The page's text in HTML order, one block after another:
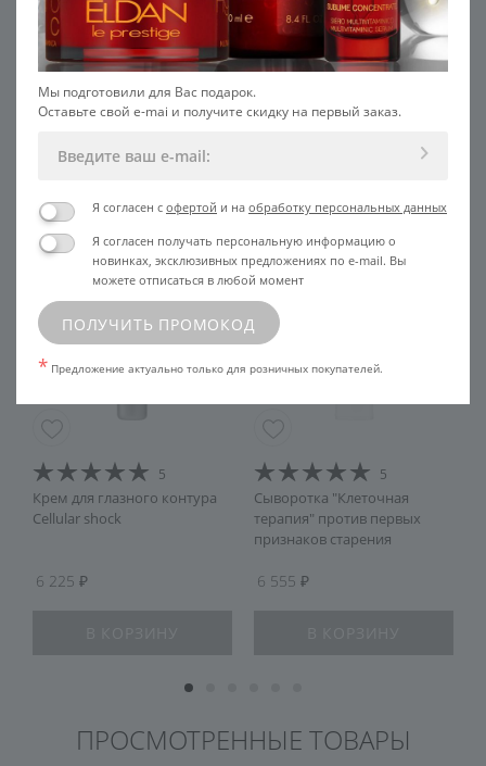
ПРОДУКТОМ
5
Крем для глазного контура
Cellular shock
6 225
ХИТ
5
Сыворотка "Клеточная
терапия" против первых
признаков старения
6 555
ПРОСМОТРЕННЫЕ ТОВАРЫ
Мы подготовили для Вас подарок.
Оставьте свой e-mai и получите скидку на первый заказ.
Я согласен с офертой и на обработку персональных данных
Я согласен получать персональную информацию о
новинках, эксклюзивных предложениях по e-mail. Вы
можете отписаться в любой момент
ПОЛУЧИТЬ ПРОМОКОД
* Предложение актуально только для розничных покупателей.